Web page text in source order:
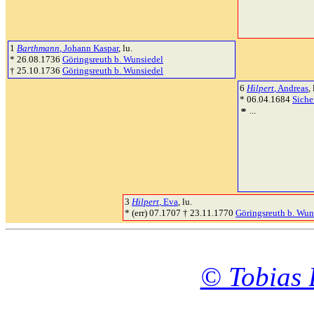
1 Barthmann, Johann Kaspar, lu.
* 26.08.1736 Göringsreuth b. Wunsiedel
† 25.10.1736 Göringsreuth b. Wunsiedel
6 Hilpert, Andreas,
* 06.04.1684
⚭ ...
3 Hilpert, Eva, lu.
* (err) 07.1707 † 23.11.1770 Göringsreuth b.
© Tobias